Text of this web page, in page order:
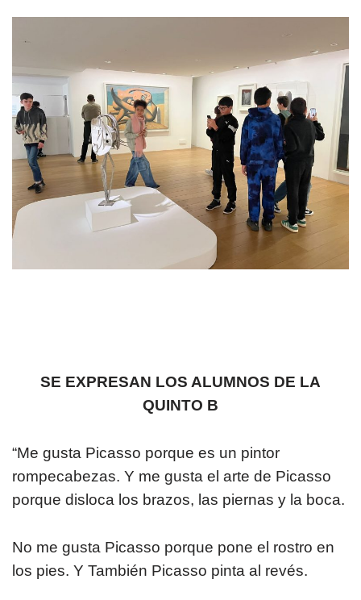
SE EXPRESAN LOS ALUMNOS DE LA
QUINTO B
“Me gusta Picasso porque es un pintor
rompecabezas. Y me gusta el arte de Picasso
porque disloca los brazos, las piernas y la boca.
No me gusta Picasso porque pone el rostro en
los pies. Y También Picasso pinta al revés.